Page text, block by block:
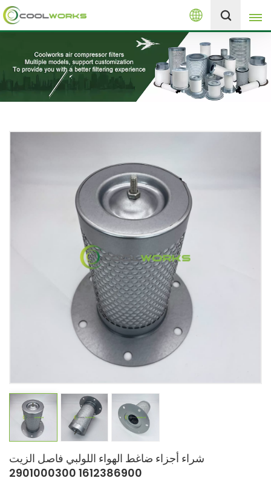
العربية
English
español
العربية
Melayu
+8613525046291
شراء أجزاء ضاغط الهواء اللولبي فاصل الزيت
1612386900 2901000300